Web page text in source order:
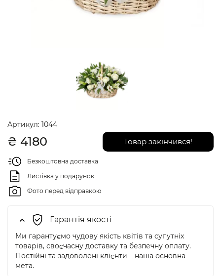
Артикул: 1044
₴ 4180 Товар закінчився!
Безкоштовна доставка
Листівка у подарунок
Фото перед відправкою
Гарантія якості
Ми гарантуємо чудову якість квітів та супутніх
товарів, своєчасну доставку та безпечну оплату.
Постійні та задоволені клієнти – наша основна
мета.